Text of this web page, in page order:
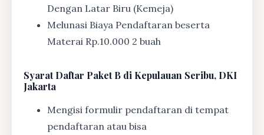
Dengan Latar Biru (Kemeja)
Melunasi Biaya Pendaftaran beserta
Materai Rp.10.000 2 buah
SyaratDaftar Paket B di Kepulauan Seribu, DKI
Jakarta
Mengisi formulir pendaftaran di tempat
pendaftaran atau bisa